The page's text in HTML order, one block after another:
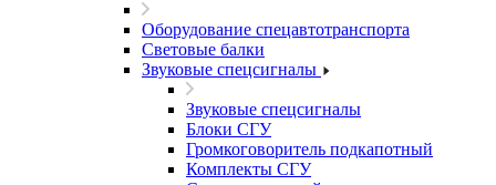
Оборудование спецавтотранспорта
Световые балки
Звуковые спецсигналы
Звуковые спецсигналы
Блоки СГУ
Громкоговоритель подкапотный
Комплекты СГУ